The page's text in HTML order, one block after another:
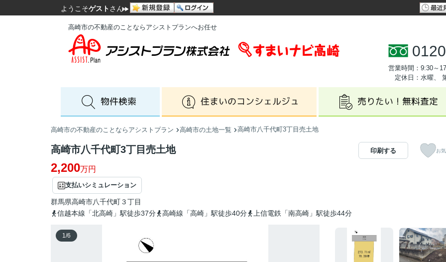
ようこそゲスト さん
高崎市の不動産のことならアシストプランへお任せ
営業時間：9:30～
定休日：水曜、
高崎市の不動産のことならアシストプラン 高崎市の土地一覧 高崎市八千代町3丁目売土地
高崎市八千代町3丁目売土地
2,200万円
支払いシミュレーション
群馬県高崎市八千代町３丁目
信越本線「北高崎」駅徒歩37分
高崎線「高崎」駅徒歩40分 上信電鉄「南高崎」駅徒歩44分
印刷する お
1/6